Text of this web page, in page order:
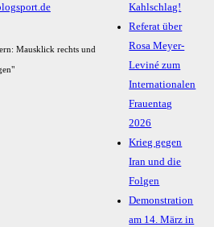
Mausklick rechts und
Kahlschlag!
Referat über
Rosa Meyer-
Leviné zum
Internationalen
Frauentag
2026
Krieg gegen
Iran und die
Folgen
Demonstration
am 14. März in